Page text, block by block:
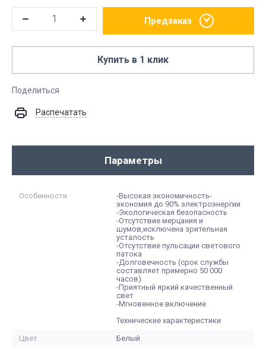
Предзаказ
Купить в 1 клик
Поделиться
Распечатать
Параметры
Особенности
-Высокая экономичность-
экономия до 90% электроэнергии
-Экологическая безопасность
-Отсутствие мерцания и
шумов,исключена зрительная
усталость
-Отсутствие пульсации светового
патока
-Долговечность (срок службы
составляет примерно 50 000
часов)
-Приятный яркий качественный
свет
-Мгновенное включение
Технические характеристики
Цвет
Белый